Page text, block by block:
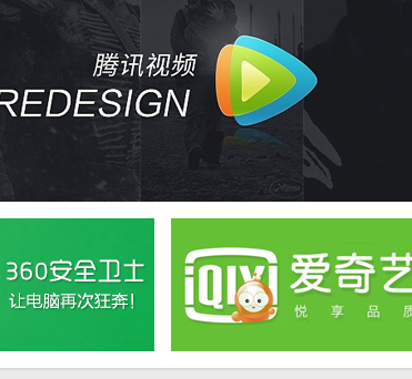
还提供了丰富的实用功能，如修复受损压缩文件、资料恢复